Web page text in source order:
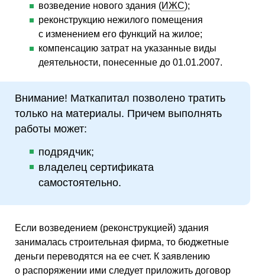
возведение нового здания (ИЖС);
реконструкцию нежилого помещения
с изменением его функций на жилое;
компенсацию затрат на указанные виды
деятельности, понесенные до 01.01.2007.
Внимание! Маткапитал позволено тратить
только на материалы. Причем выполнять
работы может:
подрядчик;
владелец сертификата
самостоятельно.
Если возведением (реконструкцией) здания
занималась строительная фирма, то бюджетные
деньги переводятся на ее счет. К заявлению
о распоряжении ими следует приложить договор